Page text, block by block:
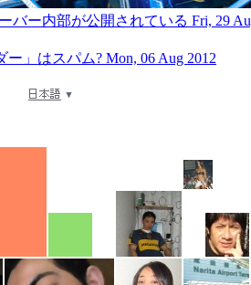
バー内部が公開されている Fri, 29
ー」はスパム? Mon, 06 Aug 2012